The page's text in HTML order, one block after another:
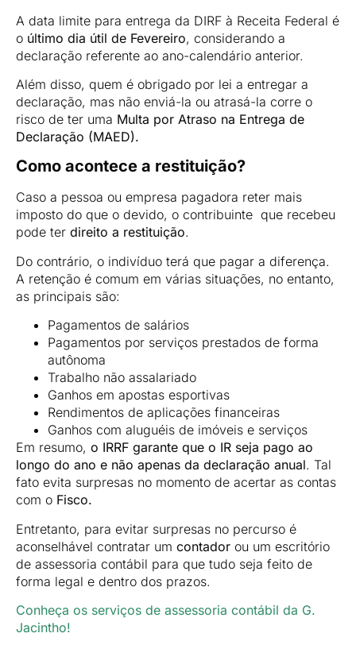
A data limite para entrega da DIRF à Receita Federal é
o último dia útil de Fevereiro, considerando a
declaração referente ao ano-calendário anterior.
Além disso, quem é obrigado por lei a entregar a
declaração, mas não enviá-la ou atrasá-la corre o
risco de ter uma Multa por Atraso na Entrega de
Declaração (MAED).
Como acontece a restituição?
Caso a pessoa ou empresa pagadora reter mais
imposto do que o devido, o contribuinte que recebeu
pode ter direito a restituição.
Do contrário, o indivíduo terá que pagar a diferença.
A retenção é comum em várias situações, no entanto,
as principais são:
Pagamentos de salários
Pagamentos por serviços prestados de forma
autônoma
Trabalho não assalariado
Ganhos em apostas esportivas
Rendimentos de aplicações financeiras
Ganhos com aluguéis de imóveis e serviços
Em resumo, o IRRF garante que o IR seja pago ao
longo do ano e não apenas da declaração anual. Tal
fato evita surpresas no momento de acertar as contas
com o Fisco.
Entretanto, para evitar surpresas no percurso é
aconselhável contratar um contador ou um escritório
de assessoria contábil para que tudo seja feito de
forma legal e dentro dos prazos.
Conheça os serviços de assessoria contábil da G.
Jacintho!